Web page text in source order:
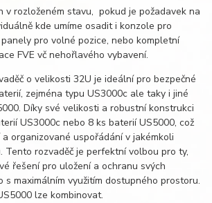
v rozloženém stavu, pokud je požadavek na
kde umíme osadit i konzole pro
pro volné pozice, nebo kompletní
FVE vč nehořlavého vybavení.
o velikosti 32U je ideální pro bezpečné
zejména typu US3000c ale taky i jiné
Díky své velikosti a robustní konstrukci
US3000c nebo 8 ks baterií US5000, což
organizované uspořádání v jakémkoli
Tento rozvaděč je perfektní volbou pro ty,
řešení pro uložení a ochranu svých
s maximálním využitím dostupného prostoru.
lze kombinovat.